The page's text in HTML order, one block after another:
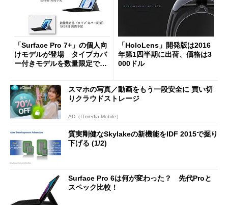
「Surface Pro 7+」の個人向
けモデルが登場 タイプカバ
ー付きモデルを数量限定で先
「HoloLens」開発版は2016
年第1四半期に出荷、価格は3
000ドル
スマホの写真／動画をもう一段安全に 買い切
りクラウドストレージ
AD（ITmedia Mobile）
質実剛健なSkylakeの新機能をIDF 2015で掘り
下げる (1/2)
Surface Pro 6は何が変わった？ 先代Proと
スペック比較！